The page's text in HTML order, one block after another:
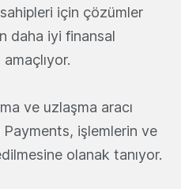
için çözümler
daha iyi finansal
ve uzlaşma aracı
işlemlerin ve
olanak tanıyor.